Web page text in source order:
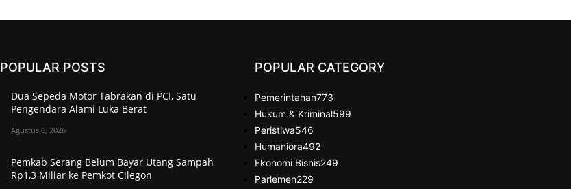
POPULAR POSTS
Dua Sepeda Motor Tabrakan di PCI, Satu
Pengendara Alami Luka Berat
Agustus 6, 2026
Pemkab Serang Belum Bayar Utang Sampah
Rp1,3 Miliar ke Pemkot Cilegon
POPULAR CATEGORY
Pemerintahan773
Hukum & Kriminal599
Peristiwa546
Humaniora492
Ekonomi Bisnis249
Parlemen229